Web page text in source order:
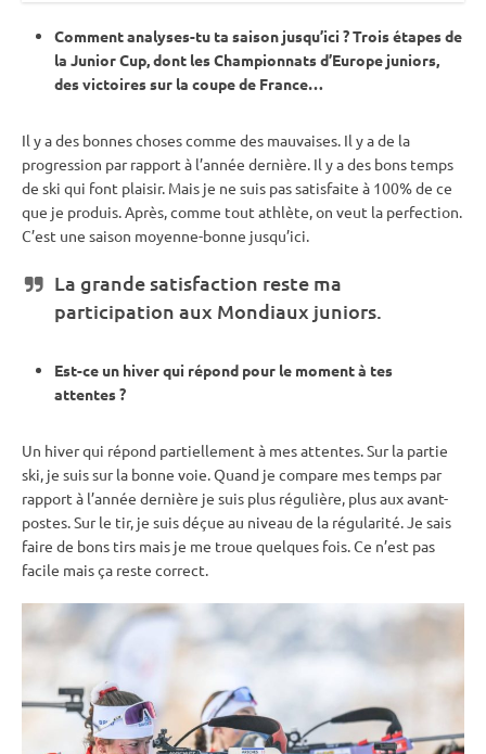
Comment analyses-tu ta saison jusqu’ici ? Trois étapes de
la Junior Cup, dont les Championnats d’Europe juniors,
des victoires sur la coupe de France…
Il y a des bonnes choses comme des mauvaises. Il y a de la
progression par rapport à l’année dernière. Il y a des bons temps
de ski qui font plaisir. Mais je ne suis pas satisfaite à 100% de ce
que je produis. Après, comme tout athlète, on veut la perfection.
C’est une saison moyenne-bonne jusqu’ici.
La grande satisfaction reste ma
participation aux Mondiaux juniors.
Est-ce un hiver qui répond pour le moment à tes
attentes ?
Un hiver qui répond partiellement à mes attentes. Sur la partie
ski, je suis sur la bonne voie. Quand je compare mes temps par
rapport à l’année dernière je suis plus régulière, plus aux avant-
postes. Sur le tir, je suis déçue au niveau de la régularité. Je sais
faire de bons tirs mais je me troue quelques fois. Ce n’est pas
facile mais ça reste correct.